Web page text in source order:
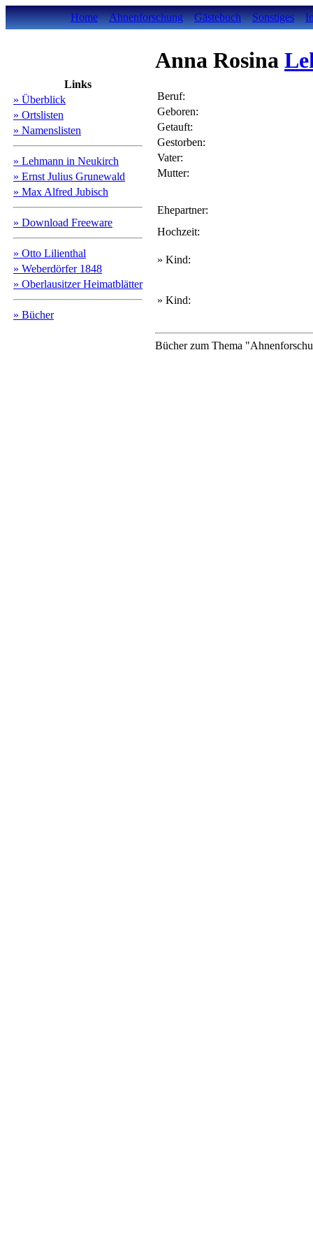
Home Ahnenforschung Gästebuch Sonstiges
Links
» Überblick
» Ortslisten
» Namenslisten
» Lehmann in Neukirch
» Ernst Julius Grunewald
» Max Alfred Jubisch
» Download Freeware
» Otto Lilienthal
» Weberdörfer 1848
» Oberlausitzer Heimatblätter
» Bücher
Anna Rosina
Beruf:
Geboren:
Getauft:
Gestorben:
Vater:
Mutter:
Ehepartner:
Hochzeit:
» Kind:
» Kind:
Bücher zum Thema